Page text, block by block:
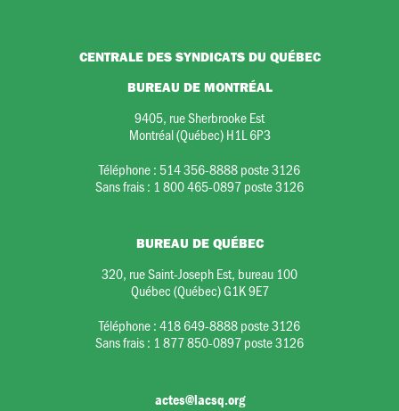
CENTRALE DES SYNDICATS DU QUÉBEC
BUREAU DE MONTRÉAL
9405, rue Sherbrooke Est
Montréal (Québec) H1L 6P3
Téléphone : 514 356-8888 poste 3126
Sans frais : 1 800 465-0897 poste 3126
BUREAU DE QUÉBEC
320, rue Saint-Joseph Est, bureau 100
Québec (Québec) G1K 9E7
Téléphone :418 649-8888 poste 3126
Sans frais : 1 877 850-0897 poste 3126
actes@lacsq.org